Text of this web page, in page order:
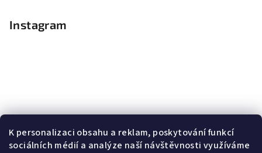
K personalizaci obsahu a reklam, poskytování funkcí
sociálních médií a analýze naší návštěvnosti využíváme
Instagram